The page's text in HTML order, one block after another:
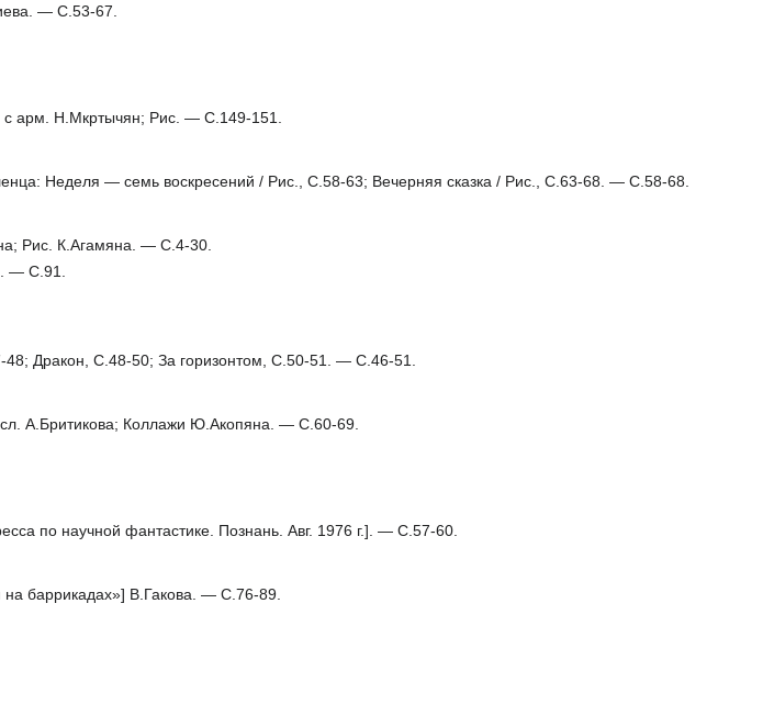
— С.53-67.
арм. Н.Мкртычян; Рис. — С.149-151.
Неделя — семь воскресений / Рис., С.58-63; Вечерняя сказка / Рис., С.63-68. — С.58-68.
Рис. К.Агамяна. — С.4-30.
— С.91.
Дракон, С.48-50; За горизонтом, С.50-51. — С.46-51.
А.Бритикова; Коллажи Ю.Акопяна. — С.60-69.
по научной фантастике. Познань. Авг. 1976 г.]. — С.57-60.
баррикадах»] В.Гакова. — С.76-89.